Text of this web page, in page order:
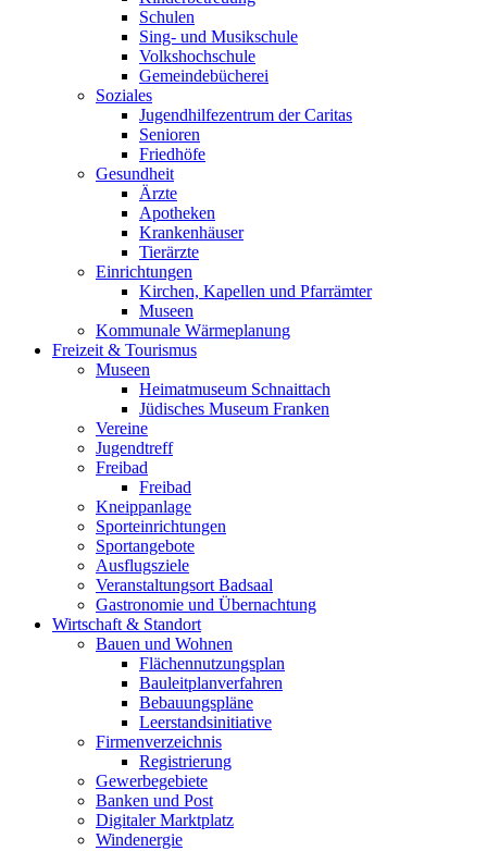
Schulen
Sing- und Musikschule
Volkshochschule
Gemeindebücherei
Soziales
Jugendhilfezentrum der Caritas
Senioren
Friedhöfe
Gesundheit
Ärzte
Apotheken
Krankenhäuser
Tierärzte
Einrichtungen
Kirchen, Kapellen und Pfarrämter
Museen
Kommunale Wärmeplanung
Freizeit & Tourismus
Museen
Heimatmuseum Schnaittach
Jüdisches Museum Franken
Vereine
Jugendtreff
Freibad
Freibad
Kneippanlage
Sporteinrichtungen
Sportangebote
Ausflugsziele
Veranstaltungsort Badsaal
Gastronomie und Übernachtung
Wirtschaft & Standort
Bauen und Wohnen
Flächennutzungsplan
Bauleitplanverfahren
Bebauungspläne
Leerstandsinitiative
Firmenverzeichnis
Registrierung
Gewerbegebiete
Banken und Post
Digitaler Marktplatz
Windenergie